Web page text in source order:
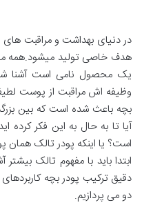
در دنیای بهداشت و مراقبت
هدف خاصی تولید میشود.همه ما
یک محصول نامی است آشنا
وظیفه اش مراقبت از پوست
بچه باعث شده است که بین
آیا تا به حال به این فکر
است؟ یا اینکه پودر تالک
ابتدا باید با مفهوم تالک
دقیق ترکیب پودر بچه
دو می پردازیم.